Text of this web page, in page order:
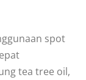
spot
tea tree oil,